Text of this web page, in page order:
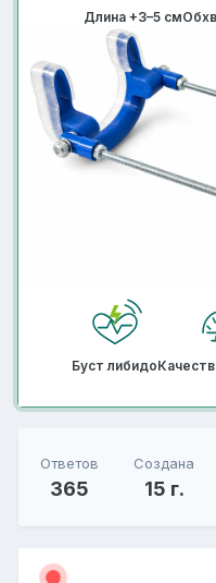
Длина +3–5 см
Буст либидо
Ответов
365
Создана
15 г.